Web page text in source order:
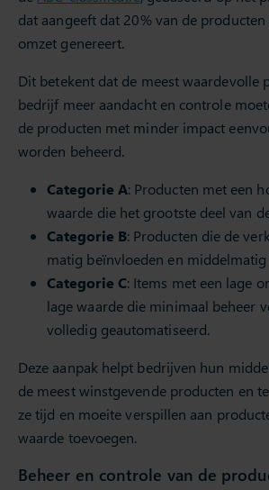
dat aangeeft dat 20% van de
omzet genereert.
Dit betekent dat de meest waardevolle
bedrijf meer aandacht en controle
de producten met minder impact
worden beheerd.
Categorie A: Producten met een
waarde die het grootste deel van
Categorie B: Producten die de
matig beïnvloeden en
Categorie C: Items met een lage
lage waarde die minimaal beheer
volledig geautomatiseerd.
Deze aanpak helpt bedrijven hun
de meest winstgevende producten en
ze tijd en moeite verspillen aan
waarde toevoegen.
Beheer en controle van de